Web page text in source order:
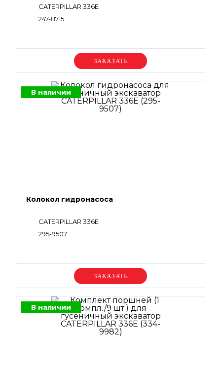
CATERPILLAR 336E
247-8715
Уточняйте цену
В наличии
Колокол гидронасоса
CATERPILLAR 336E
295-9507
Уточняйте цену
В наличии